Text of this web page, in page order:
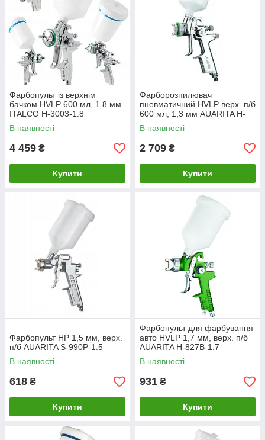
Фарбопульт із верхнім
бачком HVLP 600 мл, 1.8 мм
ITALCO H-3003-1.8
В наявності
4 459 ₴
Купити
Фарборозпилювач
пневматичний HVLP верх. п/б
600 мл, 1,3 мм AUARITA H-
2002-1.3
В наявності
2 709 ₴
Купити
Фарбопульт HP 1,5 мм, верх.
п/б AUARITA S-990P-1.5
В наявності
618 ₴
Купити
Фарбопульт для фарбування
авто HVLP 1,7 мм, верх. п/б
AUARITA H-827B-1.7
В наявності
931 ₴
Купити